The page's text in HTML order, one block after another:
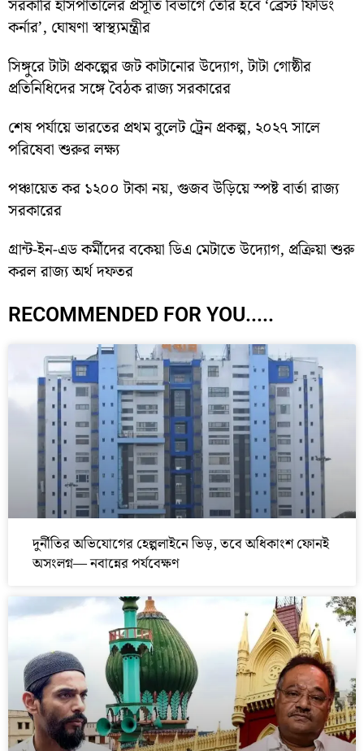
সরকারি হাসপাতালের প্রসূতি বিভাগে তৈরি হবে ‘ব্রেস্ট ফিডিং
কর্নার’, ঘোষণা স্বাস্থ্যমন্ত্রীর
সিঙ্গুরে টাটা প্রকল্পের জট কাটানোর উদ্যোগ, টাটা গোষ্ঠীর
প্রতিনিধিদের সঙ্গে বৈঠক রাজ্য সরকারের
শেষ পর্যায়ে ভারতের প্রথম বুলেট ট্রেন প্রকল্প, ২০২৭ সালে
পরিষেবা শুরুর লক্ষ্য
পঞ্চায়েত কর ১২০০ টাকা নয়, গুজব উড়িয়ে স্পষ্ট বার্তা রাজ্য
সরকারের
গ্রান্ট-ইন-এড কর্মীদের বকেয়া ডিএ মেটাতে উদ্যোগ, প্রক্রিয়া শুরু
করল রাজ্য অর্থ দফতর
RECOMMENDED FOR YOU.....
দুর্নীতির অভিযোগের হেল্পলাইনে ভিড়, তবে অধিকাংশ ফোনই
অসংলগ্ন— নবান্নের পর্যবেক্ষণ